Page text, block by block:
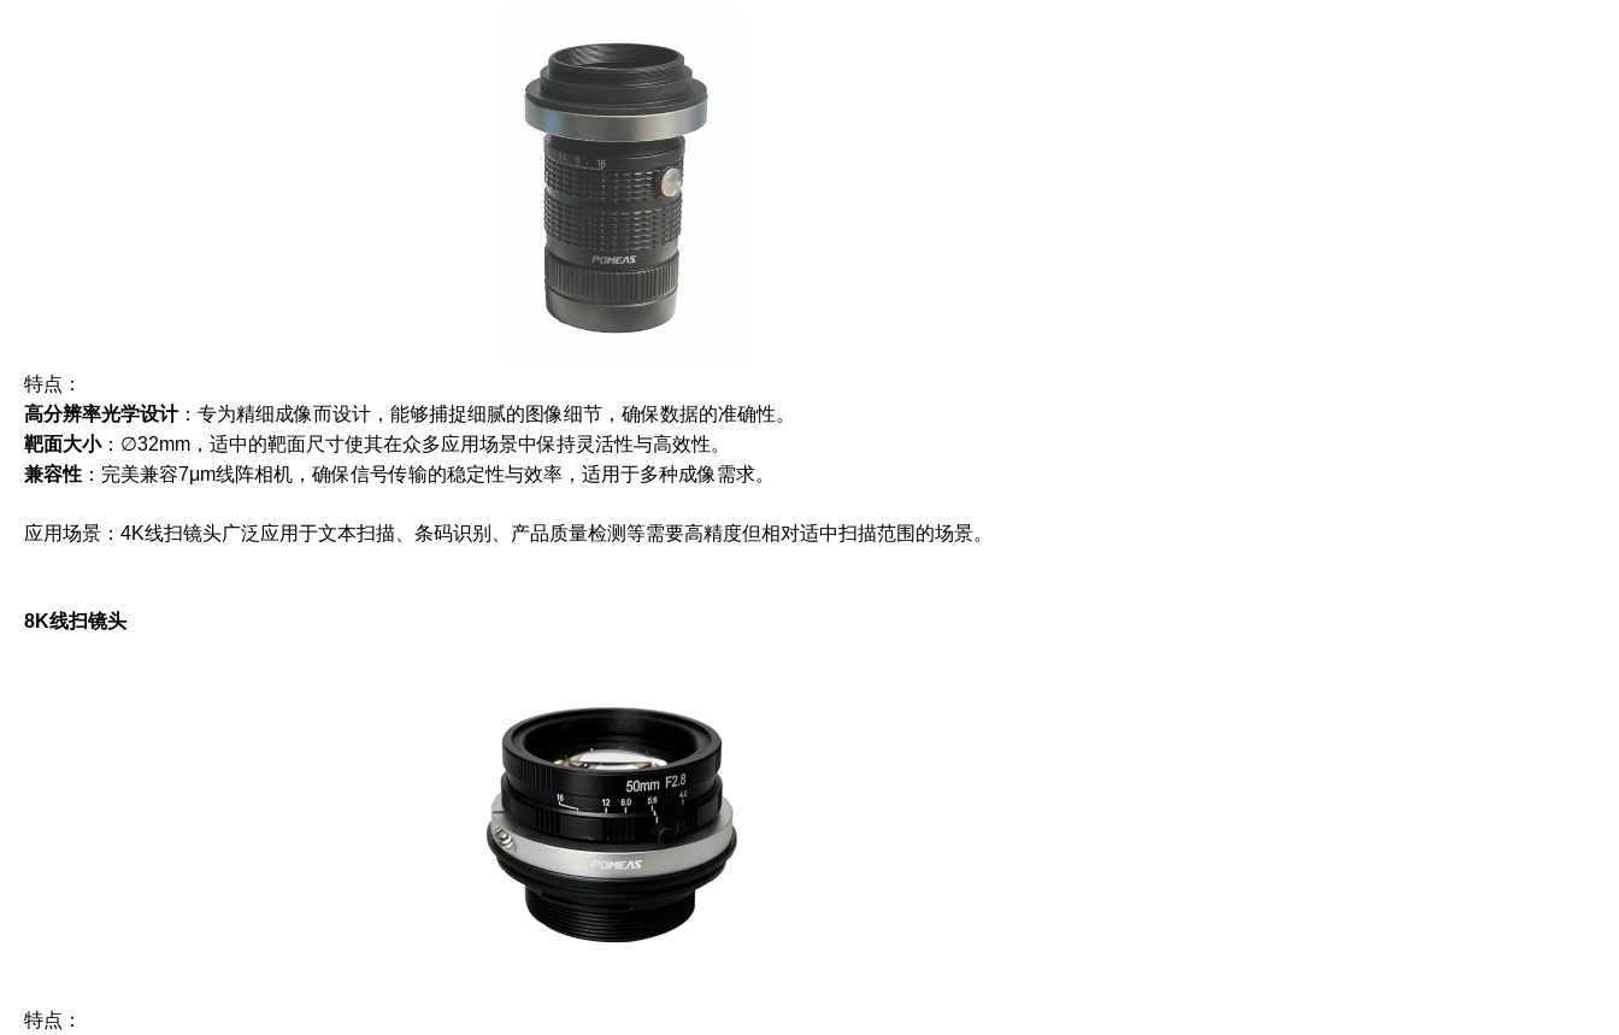
特点：
高分辨率光学设计：专为精细成像而设计，能够捕捉细腻的图像细节，确保数据的准确性。
靶面大小：∅32mm，适中的靶面尺寸使其在众多应用场景中保持灵活性与高效性。
兼容性：完美兼容7μm线阵相机，确保信号传输的稳定性与效率，适用于多种成像需求。
应用场景：4K线扫镜头广泛应用于文本扫描、条码识别、产品质量检测等需要高精度但相对适中扫描范围的场景。
8K线扫镜头
特点：